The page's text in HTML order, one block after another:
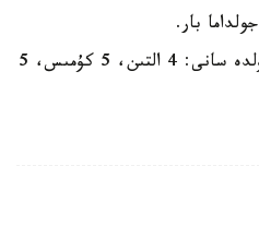
ۇلتتىق قۇراما جەڭىپ العان جۇلدە سانى: 4 التىن، 5 كۇمىس، 5